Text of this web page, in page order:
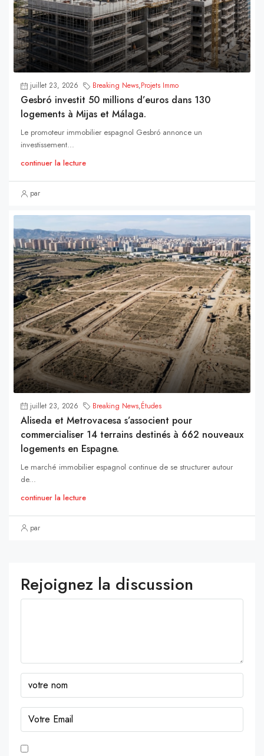
juillet 23, 2026 Breaking News,Projets Immo
Gesbró investit 50 millions d’euros dans 130
logements à Mijas et Málaga.
Le promoteur immobilier espagnol Gesbró annonce un
investissement...
continuer la lecture
par
juillet 23, 2026 Breaking News,Études
Aliseda et Metrovacesa s’associent pour
commercialiser 14 terrains destinés à 662 nouveaux
logements en Espagne.
Le marché immobilier espagnol continue de se structurer autour
de...
continuer la lecture
par
Rejoignez la discussion